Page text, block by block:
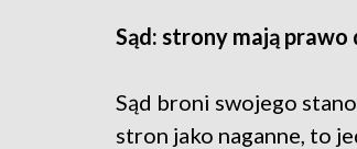
Sąd: strony mają prawo
Sąd broni swojego
stron jako naganne, to